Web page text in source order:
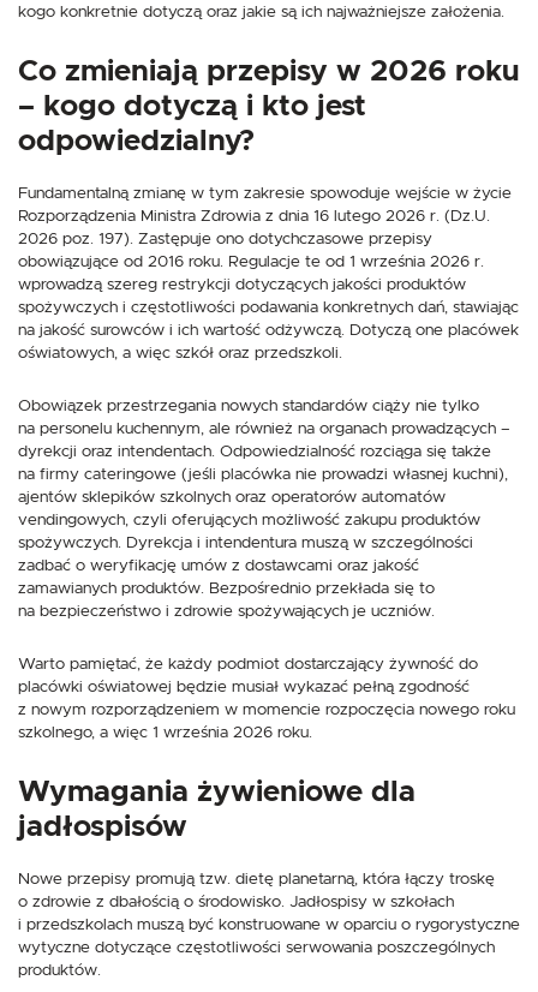
kogo konkretnie dotyczą oraz jakie są ich najważniejsze założenia.
Co zmieniają przepisy w 2026 roku
– kogo dotyczą i kto jest
odpowiedzialny?
Fundamentalną zmianę w tym zakresie spowoduje wejście w życie
Rozporządzenia Ministra Zdrowia z dnia 16 lutego 2026 r. (Dz.U.
2026 poz. 197). Zastępuje ono dotychczasowe przepisy
obowiązujące od 2016 roku. Regulacje te od 1 września 2026 r.
wprowadzą szereg restrykcji dotyczących jakości produktów
spożywczych i częstotliwości podawania konkretnych dań, stawiając
na jakość surowców i ich wartość odżywczą. Dotyczą one placówek
oświatowych, a więc szkół oraz przedszkoli.
Obowiązek przestrzegania nowych standardów ciąży nie tylko
na personelu kuchennym, ale również na organach prowadzących –
dyrekcji oraz intendentach. Odpowiedzialność rozciąga się także
na firmy cateringowe (jeśli placówka nie prowadzi własnej kuchni),
ajentów sklepików szkolnych oraz operatorów automatów
vendingowych, czyli oferujących możliwość zakupu produktów
spożywczych. Dyrekcja i intendentura muszą w szczególności
zadbać o weryfikację umów z dostawcami oraz jakość
zamawianych produktów. Bezpośrednio przekłada się to
na bezpieczeństwo i zdrowie spożywających je uczniów.
Warto pamiętać, że każdy podmiot dostarczający żywność do
placówki oświatowej będzie musiał wykazać pełną zgodność
z nowym rozporządzeniem w momencie rozpoczęcia nowego roku
szkolnego, a więc 1 września 2026 roku.
Wymagania żywieniowe dla
jadłospisów
Nowe przepisy promują tzw. dietę planetarną, która łączy troskę
o zdrowie z dbałością o środowisko. Jadłospisy w szkołach
i przedszkolach muszą być konstruowane w oparciu o rygorystyczne
wytyczne dotyczące częstotliwości serwowania poszczególnych
produktów.